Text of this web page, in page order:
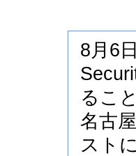
8月6
るこ
名古
スト